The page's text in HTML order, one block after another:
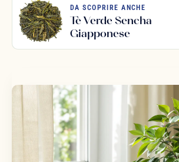
DA SCOPRIRE ANCHE
Tè Verde Sencha
Giapponese